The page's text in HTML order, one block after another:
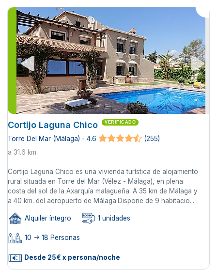
Cortijo Laguna Chico VERIFICADO
Torre Del Mar (Málaga) - 4.6
(255)
a 31.6 km.
Cortijo Laguna Chico es una vivienda turística de alojamiento
rural situada en Torre del Mar (Vélez - Málaga), en plena
costa del sol de la Axarquí­a malagueña. A 35 km de Málaga y
a 40 km. del aeropuerto de Málaga.Dispone de 9 habitacio...
Alquiler íntegro 1 unidades
10 -> 18 Personas
Desde 25€ x persona/noche